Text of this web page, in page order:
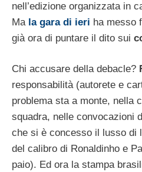
nell’edizione organizzata in
Ma la gara di ieri ha messo
già ora di puntare il dito sui
Chi accusare della debacle?
responsabilità (autorete e
problema sta a monte, nella
squadra, nelle convocazioni
che si è concesso il lusso di
del calibro di Ronaldinho e
paio). Ed ora la stampa